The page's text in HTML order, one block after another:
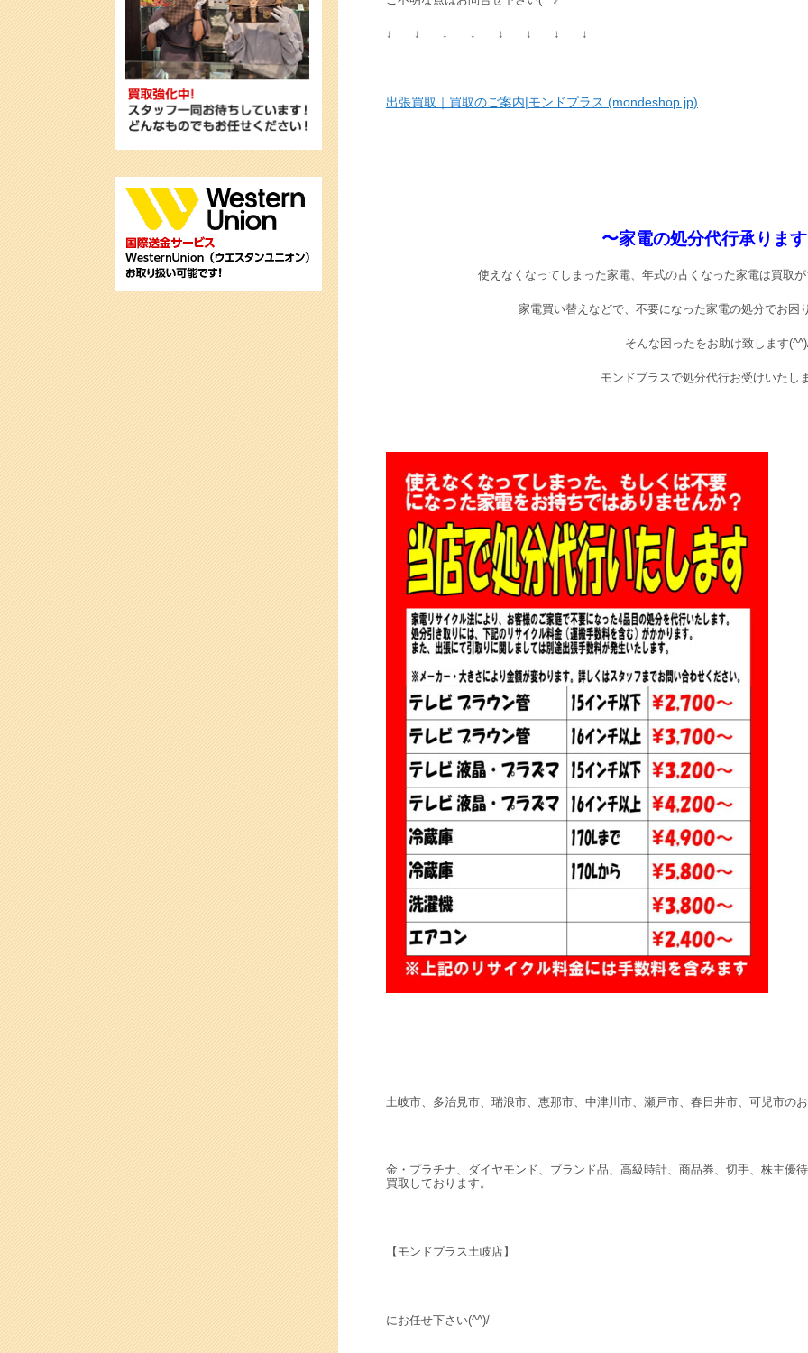
↓ ↓ ↓ ↓ ↓ ↓ ↓ ↓
出張買取｜買取のご案内|モンドプラス (mondeshop.jp)
〜家電の処分代行承りま
使えなくなってしまった家電、年式の古くなった家電は買取
家電買い替えなどで、不要になった家電の処分でお困
そんな困ったをお助け致します
モンドプラスで処分代行お受けいたし
土岐市、多治見市、瑞浪市、恵那市、中津川市、瀬戸市、春日井市、可児市の
金・プラチナ、ダイヤモンド、ブランド品、高級時計、商品券、切手、株主優
買取しております。
【モンドプラス土岐店】
にお任せ下さい(^^)/